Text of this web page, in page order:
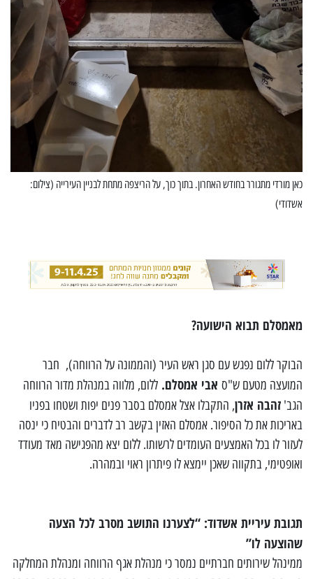
כאן מורדי מתגורר בחודש האחרון. בתוך כוך, על הריצפה מתחת לבניין העירייה (צילום:
אשדודי)
מאמסלם תבוא הישועה?
הבוקר ללום נפגש עם סגן ראש העיר (והממונה על הרווחה), חבר
המועצה מטעם ש"ס אבי אמסלם. ללום, מלווה במנהלת מדור הרווחה
הגב' זהבה אזרן, התקבלו אצל אמסלם בסבר פנים יפות ושטחו בפניו
באריכות את כל הסיפור. אמסלם האזין בקשב רב לדברים והבטיח כי ינסה
לעזור לו בכל האמצעים העומדים לרשותו. ללום יצא מהפגישה מאד מעודד
ואופטימי, בתקווה שאכן יימצא לו פיתרון ראוי ובמהרה.
תגובת עיריית אשדוד: “לצערנו התושב מסרב לכל הצעה
שהוצעה לו”
ממינהל שירותים חברתיים נמסר כי מנהלת אגף הרווחה ומנהלת המחלקה